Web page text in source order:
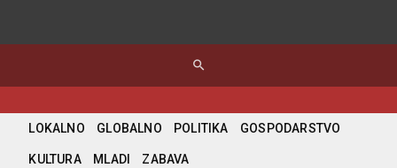
search
LOKALNO GLOBALNO POLITIKA GOSPODARSTVO
KULTURA MLADI ZABAVA